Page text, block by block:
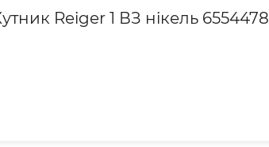
Reiger 1 ВЗ нікель 6554478